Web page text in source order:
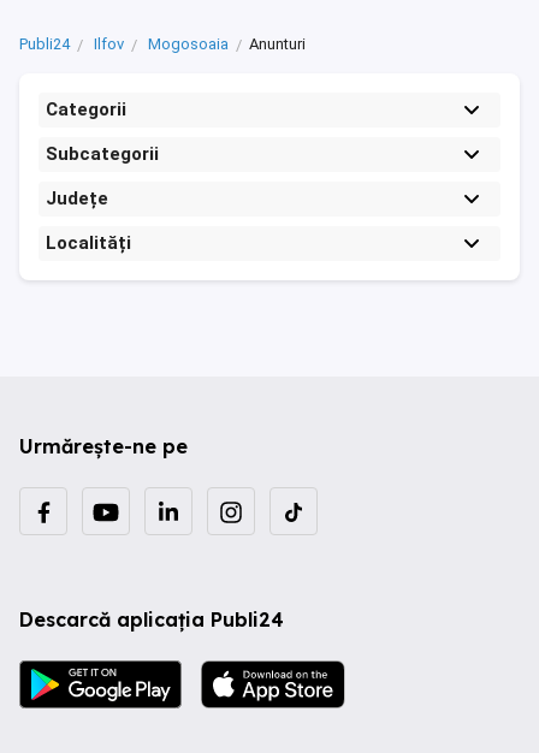
Publi24 Ilfov Mogosoaia Anunturi
Categorii
Subcategorii
Județe
Localități
Urmărește-ne pe
Descarcă aplicația Publi24